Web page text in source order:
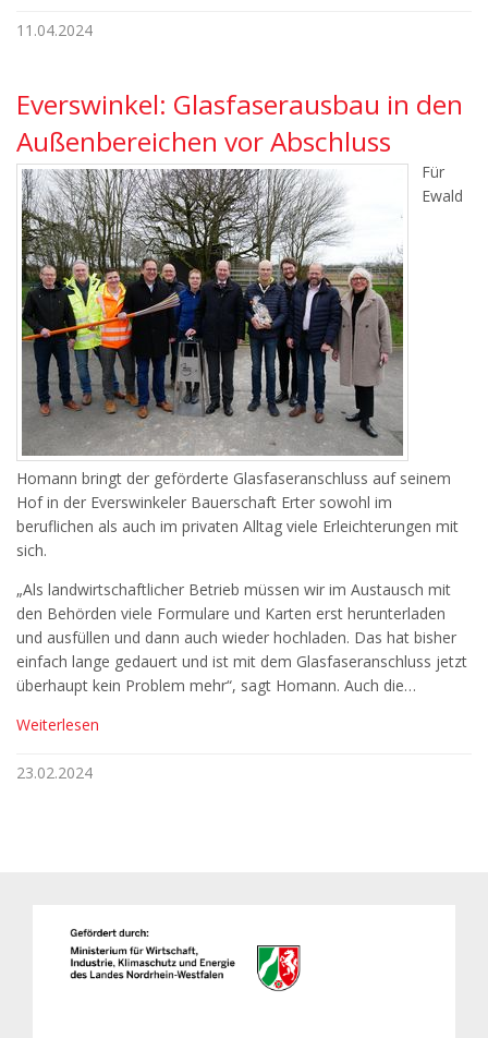
11.04.2024
Everswinkel: Glasfaserausbau in den
Außenbereichen vor Abschluss
Für
Ewald
Homann bringt der geförderte Glasfaseranschluss auf seinem
Hof in der Everswinkeler Bauerschaft Erter sowohl im
beruflichen als auch im privaten Alltag viele Erleichterungen mit
sich.
„Als landwirtschaftlicher Betrieb müssen wir im Austausch mit
den Behörden viele Formulare und Karten erst herunterladen
und ausfüllen und dann auch wieder hochladen. Das hat bisher
einfach lange gedauert und ist mit dem Glasfaseranschluss jetzt
überhaupt kein Problem mehr“, sagt Homann. Auch die…
Weiterlesen
23.02.2024